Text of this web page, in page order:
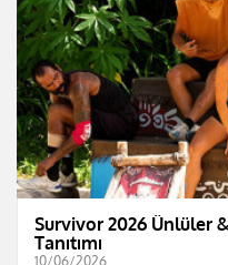
Survivor 2026 Ünlüler
Tanıtımı
10/06/2026